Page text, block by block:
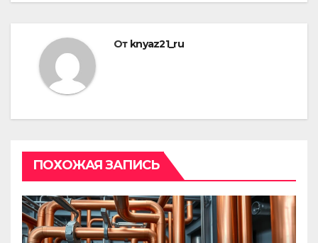
От knyaz21_ru
ПОХОЖАЯ ЗАПИСЬ